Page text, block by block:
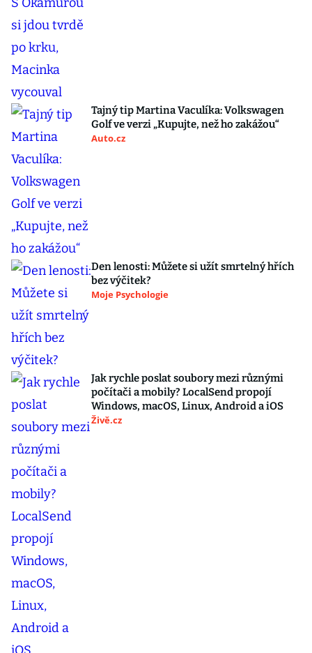
Tajný tip Martina Vaculíka: Volkswagen
Golf ve verzi „Kupujte, než ho zakážou“
Auto.cz
Den lenosti: Můžete si užít smrtelný hřích
bez výčitek?
Moje Psychologie
Jak rychle poslat soubory mezi různými
počítači a mobily? LocalSend propojí
Windows, macOS, Linux, Android a iOS
Živě.cz